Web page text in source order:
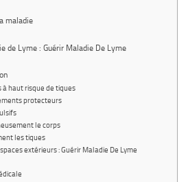
maladie
de Lyme : Guérir Maladie De Lyme
à haut risque de tiques
protecteurs
le corps
les tiques
extérieurs : Guérir Maladie De Lyme